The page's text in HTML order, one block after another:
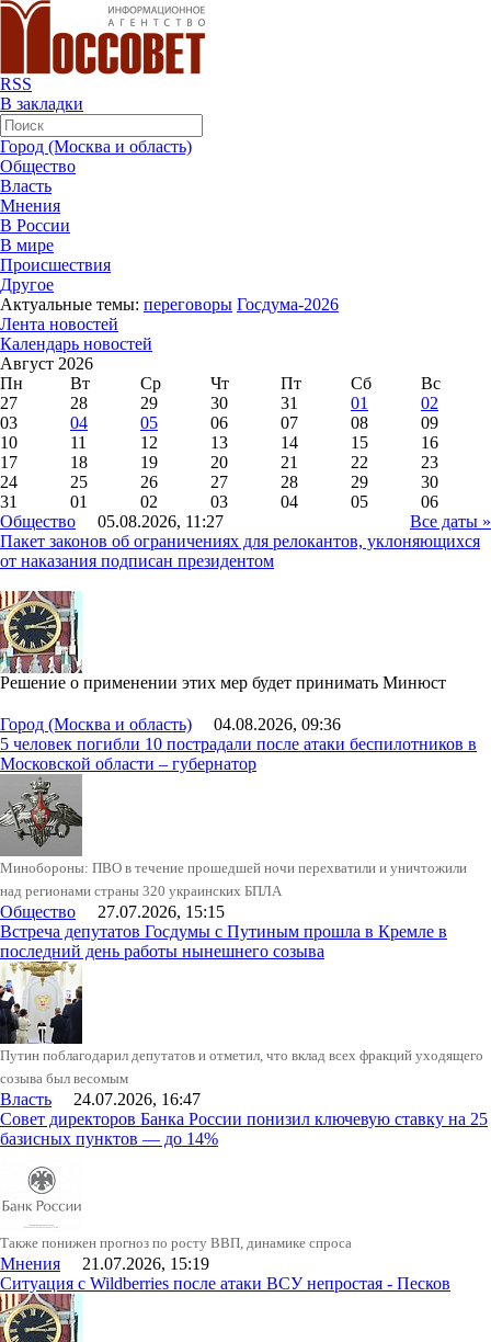
RSS
В закладки
Город (Москва и область)
Общество
Власть
Мнения
В России
В мире
Происшествия
Другое
Актуальные темы: переговоры Госдума-2026
Лента новостей
Календарь новостей
Август 2026
Пн
Вт Ср Чт Пт Сб
Вс
27
28 29 30 31 01
02
03
04 05 06 07 08
09
10
11 12 13 14 15
16
17
18 19 20 21 22
23
24
25 26 27 28 29
30
31
01 02 03 04 05
06
Все даты »
Общество 05.08.2026, 11:27
Пакет законов об ограничениях для релокантов, уклоняющихся
от наказания подписан президентом
Решение о применении этих мер будет принимать Минюст
Город (Москва и область) 04.08.2026, 09:36
5 человек погибли 10 пострадали после атаки беспилотников в
Московской области – губернатор
Минобороны: ПВО в течение прошедшей ночи перехватили и уничтожили
над регионами страны 320 украинских БПЛА
Общество 27.07.2026, 15:15
Встреча депутатов Госдумы с Путиным прошла в Кремле в
последний день работы нынешнего созыва
Путин поблагодарил депутатов и отметил, что вклад всех фракций уходящего
созыва был весомым
Власть 24.07.2026, 16:47
Совет директоров Банка России понизил ключевую ставку на 25
базисных пунктов — до 14%
Также понижен прогноз по росту ВВП, динамике спроса
Мнения 21.07.2026, 15:19
Ситуация с Wildberries после атаки ВСУ непростая - Песков